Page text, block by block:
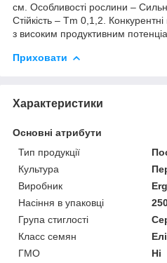
см. Особливості рослини –
Стійкість – Tm 0,1,2.
з високим продуктивним
Приховати
Характеристики
Основні атрибути
Тип продукції
Культура
Виробник
Насіння в упаковці
Група стиглості
Класс семян
ГМО
Ні